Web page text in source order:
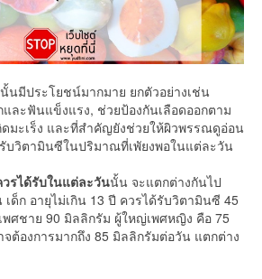
นั้นมีประโยชน์มากมาย ยกตัวอย่างเช่น
และฟันแข็งแรง, ช่วยป้องกันเลือดออกตาม
มะเร็ง และที่สำคัญยังช่วยให้ผิวพรรณดูอ่อน
รับวิตามินซีในปริมาณที่เพัยงพอในแต่ละวัน
รได้รับในแต่ละวันนั้น จะแตกต่างกันไป
ด็ก อายุไม่เกิน 13 ปี ควรได้รับวิตามินซี 45
ศชาย 90 มิลลิกรัม ผู้ใหญ่เพศหญิง คือ 75
ต้องการมากถึง 85 มิลลิกรัมต่อวัน แตกต่าง